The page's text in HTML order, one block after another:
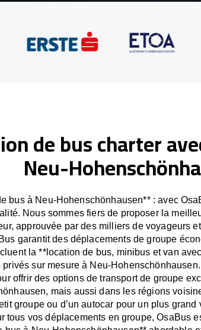
de bus charter
Neu-
bus à Neu-Hohenschönhausen** : avec
Nous sommes fiers de proposer la
approuvée par des milliers de voyageurs
garantit des déplacements de groupe
la **location de bus, minibus et van
privés sur mesure à Neu-
offrir des options de transport de groupe
mais aussi dans les régions
groupe ou d’un autocar pour un plus
tous vos déplacements en groupe, OsaBus